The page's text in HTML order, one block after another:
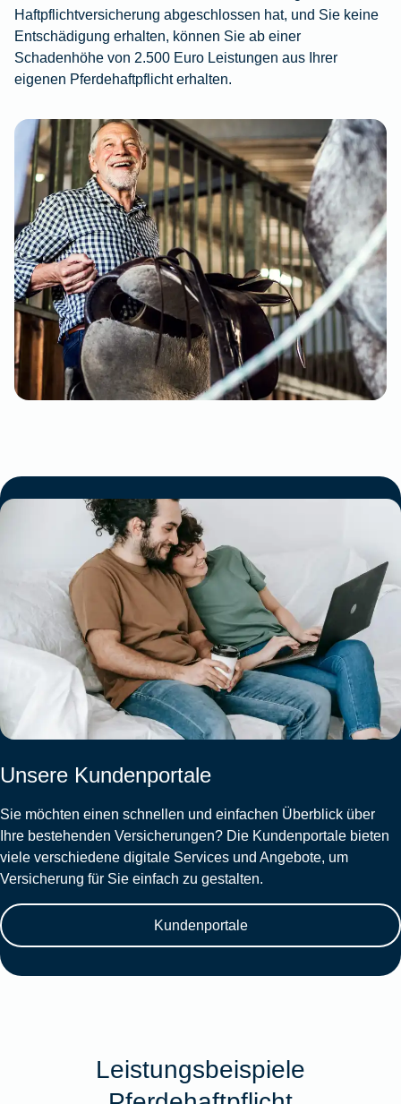
Haftpflichtversicherung abgeschlossen hat, und Sie keine
Entschädigung erhalten, können Sie ab einer
Schadenhöhe von 2.500 Euro Leistungen aus Ihrer
eigenen Pferdehaftpflicht erhalten.
Unsere Kundenportale
Sie möchten einen schnellen und einfachen Überblick über
Ihre bestehenden Versicherungen? Die Kundenportale bieten
viele verschiedene digitale Services und Angebote, um
Versicherung für Sie einfach zu gestalten.
Kundenportale
Leistungsbeispiele